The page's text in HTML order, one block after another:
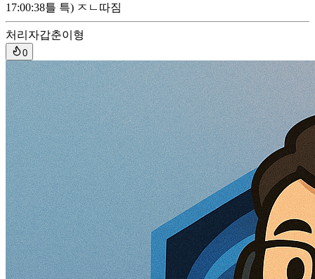
17:00:38틀 특) ㅈㄴ따짐
처리자갑춘이형
0